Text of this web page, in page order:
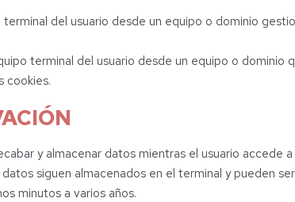
terminal del usuario desde un equipo o dominio
terminal del usuario desde un equipo o
cookies.
y almacenar datos mientras el usuario accede a
siguen almacenados en el terminal y pueden
minutos a varios años.